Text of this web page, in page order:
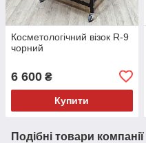
Косметологічний візок R-9
чорний
6 600 ₴
Купити
Подібні товари компанії